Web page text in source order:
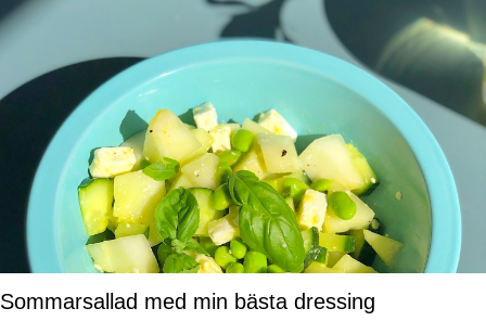
Sommarsallad med min bästa dressing